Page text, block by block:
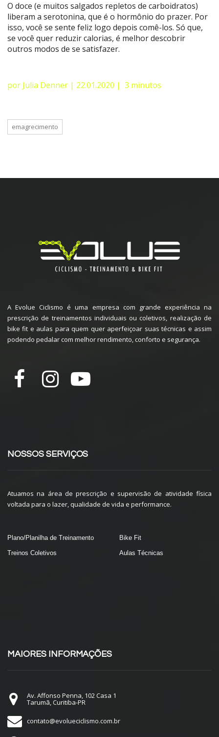
O doce (e muitos salgados repletos de carboidratos)
liberam a serotonina, que é o hormônio do prazer. Por
isso, você se sente feliz logo depois comê-los. Só que,
se você quer reduzir calorias, é melhor descobrir
outros modos de se satisfazer.
por Julia Denner | 22.01.2020 | 3 minutos
emagrecimento
A Evolue Ciclismo é uma empresa com grande experiência na
prescrição de treinamentos individuais ou coletivos, realização de
bike fit e aulas para quem quer aperfeiçoar suas técnicas e assim
podendo pedalar com melhor rendimento, conforto e segurança.
NOSSOS SERVIÇOS
Atuamos na área de prescrição e supervisão de atividade física
voltada para o lazer, qualidade de vida e performance.
Plano/Planilha de Treinamento Bike Fit
Treinos Coletivos Aulas Técnicas
MAIORES INFORMAÇÕES
Av. Affonso Penna, 102 Casa 1
Tarumã, Curitiba-PR
contato@evolueciclismo.com.br